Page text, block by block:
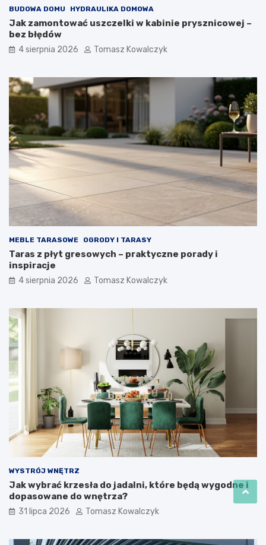
BUDOWA DOMU HYDRAULIKA DOMOWA
Jak zamontować uszczelki w kabinie prysznicowej –
bez błędów
4 sierpnia 2026 Tomasz Kowalczyk
MEBLE TARASOWE OGRODY I TARASY
Taras z płyt gresowych – praktyczne porady i
inspiracje
4 sierpnia 2026 Tomasz Kowalczyk
WYSTRÓJ WNĘTRZ
Jak wybrać krzesła do jadalni, które będą wygodne i
dopasowane do wnętrza?
31 lipca 2026 Tomasz Kowalczyk